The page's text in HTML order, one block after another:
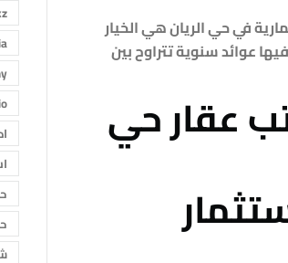
في حي الريان هي الخيار
عوائد سنوية تتراوح بين
عقار حي